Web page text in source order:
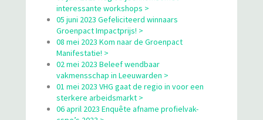
interessante workshops >
05 juni 2023 Gefeliciteerd winnaars
Groenpact Impactprijs! >
08 mei 2023 Kom naar de Groenpact
Manifestatie! >
02 mei 2023 Beleef wendbaar
vakmensschap in Leeuwarden >
01 mei 2023 VHG gaat de regio in voor een
sterkere arbeidsmarkt >
06 april 2023 Enquête afname profielvak-